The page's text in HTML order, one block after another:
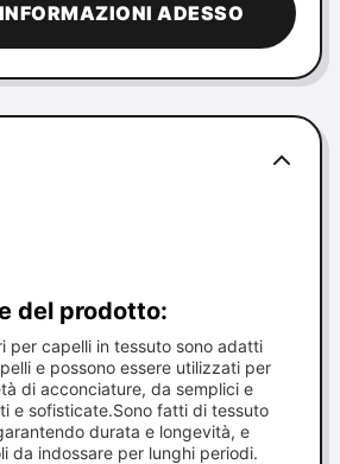
ADESSO
del prodotto:
per capelli in tessuto sono adatti
e possono essere utilizzati per
di acconciature, da semplici e
e sofisticate.Sono fatti di tessuto
durata e longevità, e
da indossare per lunghi periodi.